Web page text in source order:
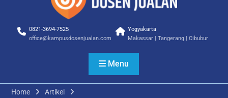
Memperbesar Peluang
Kerja
0821-3694-7525
office@kampusdosenjualan.com
Yogyakarta
Makassar | Tangerang | Cibubur
Menu
Home
Artikel